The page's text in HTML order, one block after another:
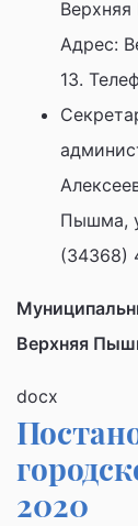
Адрес:
13.
Пышма,
(34368)
Верхняя
docx
2020